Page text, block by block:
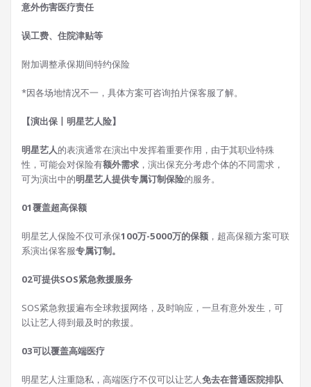
意外伤害医疗责任
误工费、住院津贴等
附加调整承保期间特约保险
*因各场地情况不一，具体方案可咨询拍片保客服了解。
【演出保丨明星艺人险】
明星艺人的表演通常在演出中发挥着重要作用，由于其职业特殊
性，可能会对保险有额外需求 ，演出保充分考虑个体的不同需求，
可为演出中的明星艺人提供专属订制保险的服务。
01覆盖超高保额
明星艺人保险不仅可承保100万-5000万的保额 ，超高保额方案可联
系演出保客服专属订制。
02可提供SOS紧急救援服务
SOS紧急救援遍布全球救援网络，及时响应，一旦有意外发生，可
以让艺人得到最及时的救援。
03可以覆盖高端医疗
明星艺人注重隐私，高端医疗不仅可以让艺人免去在普通医院排队